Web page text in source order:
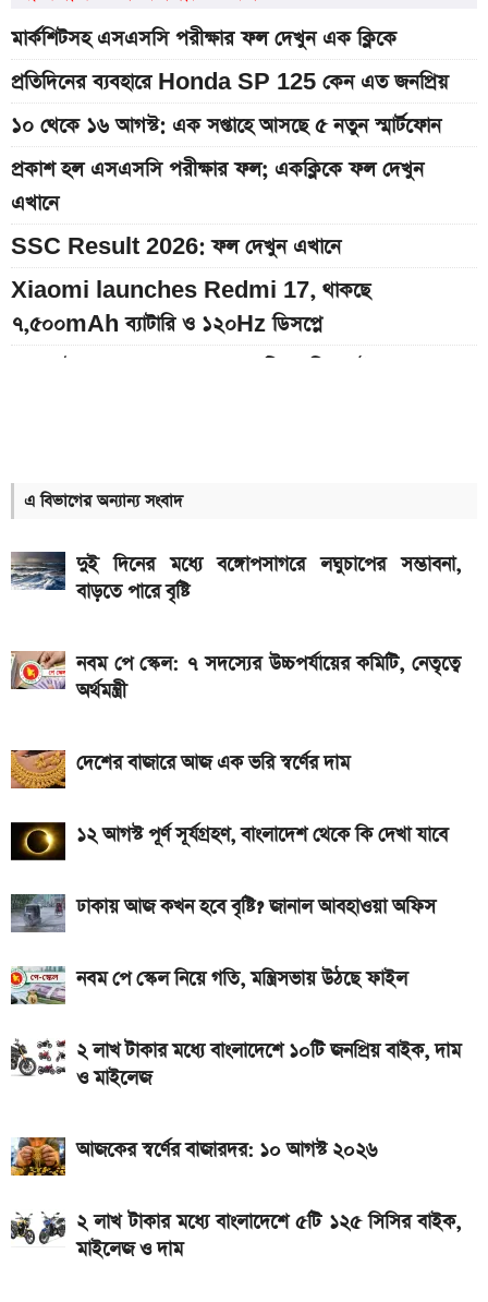
মার্কশিটসহ এসএসসি পরীক্ষার ফল দেখুন এক ক্লিকে
প্রতিদিনের ব্যবহারে Honda SP 125 কেন এত জনপ্রিয়
১০ থেকে ১৬ আগস্ট: এক সপ্তাহে আসছে ৫ নতুন স্মার্টফোন
প্রকাশ হল এসএসসি পরীক্ষার ফল; একক্লিকে ফল দেখুন
এখানে
SSC Result 2026: ফল দেখুন এখানে
Xiaomi launches Redmi 17, থাকছে
৭,৫০০mAh ব্যাটারি ও ১২০Hz ডিসপ্লে
আকর্ষণীয় স্পোর্টস বাইক
৭৫০০mAh ব্যাটারি নিয়ে বাজারে এলো Redmi 17 5G
ও 4G
২ লাখ টাকার মধ্যে বাংলাদেশে ৫টি ১২৫ সিসির বাইক,
আজকের স্বর্ণের বাজারদর: ১০ আগস্ট ২০২৬
আজকের সকল দেশের টাকার রেট: ০৯ আগস্ট ২০২৬
এসএসসি পরীক্ষা ২০২৬; এক ক্লিকে ফল দেখুন এখানে
এ বিভাগের অন্যান্য সংবাদ
দুই দিনের মধ্যে বঙ্গোপসাগরে লঘুচাপের সম্ভাবনা,
বাড়তে পারে বৃষ্টি
নবম পে স্কেল: ৭ সদস্যের উচ্চপর্যায়ের কমিটি, নেতৃত্বে
অর্থমন্ত্রী
দেশের বাজারে আজ এক ভরি স্বর্ণের দাম
১২ আগস্ট পূর্ণ সূর্যগ্রহণ, বাংলাদেশ থেকে কি দেখা যাবে
ঢাকায় আজ কখন হবে বৃষ্টি? জানাল আবহাওয়া অফিস
নবম পে স্কেল নিয়ে গতি, মন্ত্রিসভায় উঠছে ফাইল
২ লাখ টাকার মধ্যে বাংলাদেশে ১০টি জনপ্রিয় বাইক, দাম
ও মাইলেজ
আজকের স্বর্ণের বাজারদর: ১০ আগস্ট ২০২৬
২ লাখ টাকার মধ্যে বাংলাদেশে ৫টি ১২৫ সিসির বাইক,
মাইলেজ ও দাম